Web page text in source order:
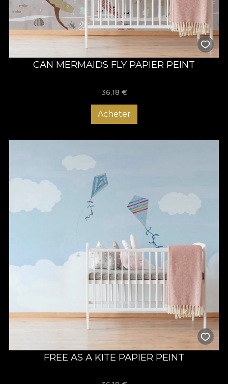
CAN MERMAIDS FLY PAPIER PEINT
36,18 €
Acheter
FREE AS A KITE PAPIER PEINT